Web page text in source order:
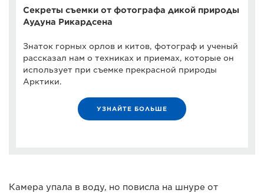
Секреты съемки от фотографа дикой природы
Аудуна Рикардсена
Знаток горных орлов и китов, фотограф и ученый
рассказал нам о техниках и приемах, которые он
использует при съемке прекрасной природы
Арктики.
УЗНАЙТЕ БОЛЬШЕ
Камера упала в воду, но повисла на шнуре от